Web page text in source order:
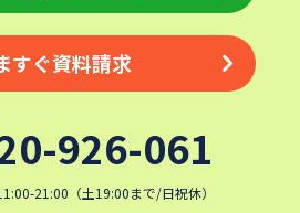
すぐ資料請求
926-061
21:00（土19:00まで/日祝休）